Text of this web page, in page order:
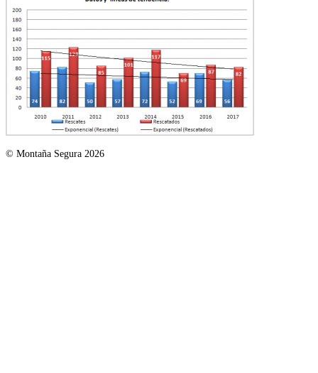
© Montaña Segura 2026